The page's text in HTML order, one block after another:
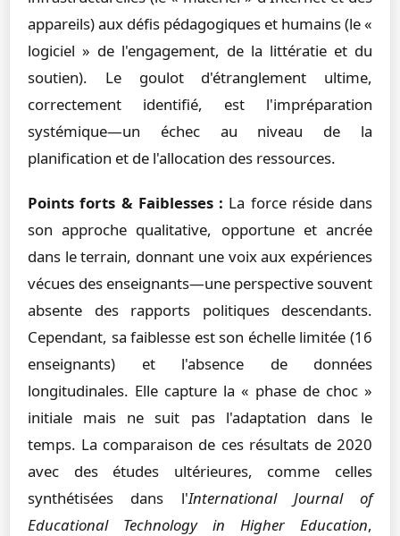
appareils) aux défis pédagogiques et humains (le «
logiciel » de l'engagement, de la littératie et du
soutien). Le goulot d'étranglement ultime,
correctement identifié, est l'impréparation
systémique—un échec au niveau de la
planification et de l'allocation des ressources.
Points forts & Faiblesses : La force réside dans
son approche qualitative, opportune et ancrée
dans le terrain, donnant une voix aux expériences
vécues des enseignants—une perspective souvent
absente des rapports politiques descendants.
Cependant, sa faiblesse est son échelle limitée (16
enseignants) et l'absence de données
longitudinales. Elle capture la « phase de choc »
initiale mais ne suit pas l'adaptation dans le
temps. La comparaison de ces résultats de 2020
avec des études ultérieures, comme celles
synthétisées dans l'International Journal of
Educational Technology in Higher Education,